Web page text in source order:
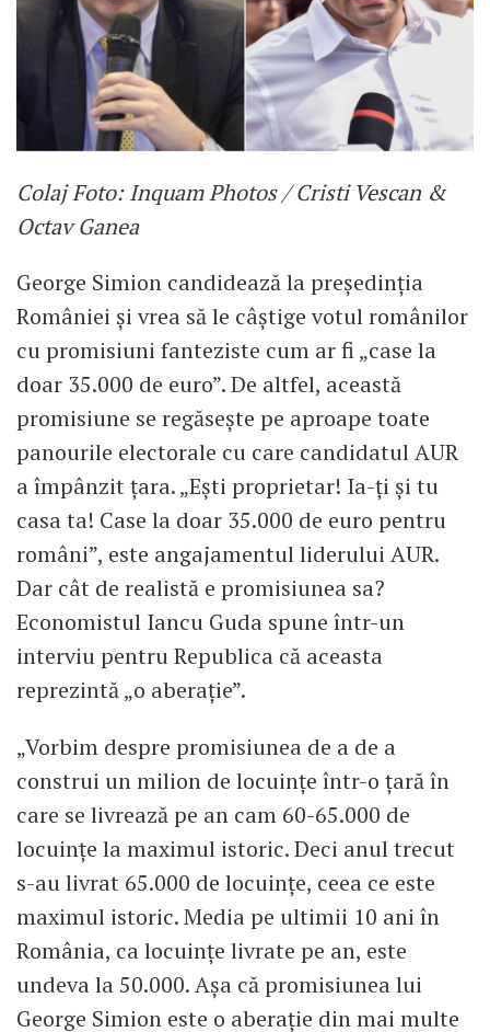
Colaj Foto: Inquam Photos / Cristi Vescan &
Octav Ganea
George Simion candidează la președinția
României și vrea să le câștige votul românilor
cu promisiuni fanteziste cum ar fi „case la
doar 35.000 de euro”. De altfel, această
promisiune se regăsește pe aproape toate
panourile electorale cu care candidatul AUR
a împânzit țara. „Ești proprietar! Ia-ți și tu
casa ta! Case la doar 35.000 de euro pentru
români”, este angajamentul liderului AUR.
Dar cât de realistă e promisiunea sa?
Economistul Iancu Guda spune într-un
interviu pentru Republica că aceasta
reprezintă „o aberație”.
„Vorbim despre promisiunea de a de a
construi un milion de locuințe într-o țară în
care se livrează pe an cam 60-65.000 de
locuințe la maximul istoric. Deci anul trecut
s-au livrat 65.000 de locuințe, ceea ce este
maximul istoric. Media pe ultimii 10 ani în
România, ca locuințe livrate pe an, este
undeva la 50.000. Așa că promisiunea lui
George Simion este o aberație din mai multe